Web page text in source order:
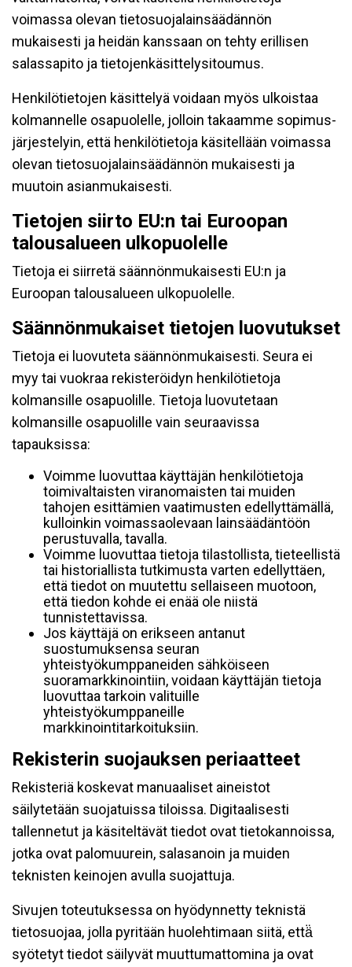
voimassa olevan tietosuojalainsäädännön
mukaisesti ja heidän kanssaan on tehty erillisen
salassapito ja tietojenkäsittelysitoumus.
Henkilötietojen käsittelyä voidaan myös ulkoistaa
kolmannelle osapuolelle, jolloin takaamme sopimus-
järjestelyin, että henkilötietoja käsitellään voimassa
olevan tietosuojalainsäädännön mukaisesti ja
muutoin asianmukaisesti.
Tietojen siirto EU:n tai Euroopan
talousalueen ulkopuolelle
Tietoja ei siirretä säännönmukaisesti EU:n ja
Euroopan talousalueen ulkopuolelle.
Säännönmukaiset tietojen luovutukset
Tietoja ei luovuteta säännönmukaisesti. Seura ei
myy tai vuokraa rekisteröidyn henkilötietoja
kolmansille osapuolille. Tietoja luovutetaan
kolmansille osapuolille vain seuraavissa
tapauksissa:
Voimme luovuttaa käyttäjän henkilötietoja
toimivaltaisten viranomaisten tai muiden
tahojen esittämien vaatimusten edellyttämällä,
kulloinkin voimassaolevaan lainsäädäntöön
perustuvalla, tavalla.
Voimme luovuttaa tietoja tilastollista, tieteellistä
tai historiallista tutkimusta varten edellyttäen,
että tiedot on muutettu sellaiseen muotoon,
että tiedon kohde ei enää ole niistä
tunnistettavissa.
Jos käyttäjä on erikseen antanut
suostumuksensa seuran
yhteistyökumppaneiden sähköiseen
suoramarkkinointiin, voidaan käyttäjän tietoja
luovuttaa tarkoin valituille
yhteistyökumppaneille
markkinointitarkoituksiin.
Rekisterin suojauksen periaatteet
Rekisteriä koskevat manuaaliset aineistot
säilytetään suojatuissa tiloissa. Digitaalisesti
tallennetut ja käsiteltävät tiedot ovat tietokannoissa,
jotka ovat palomuurein, salasanoin ja muiden
teknisten keinojen avulla suojattuja.
Sivujen toteutuksessa on hyödynnetty teknistä
tietosuojaa, jolla pyritään huolehtimaan siitä, että̈
syötetyt tiedot säilyvät muuttumattomina ja ovat